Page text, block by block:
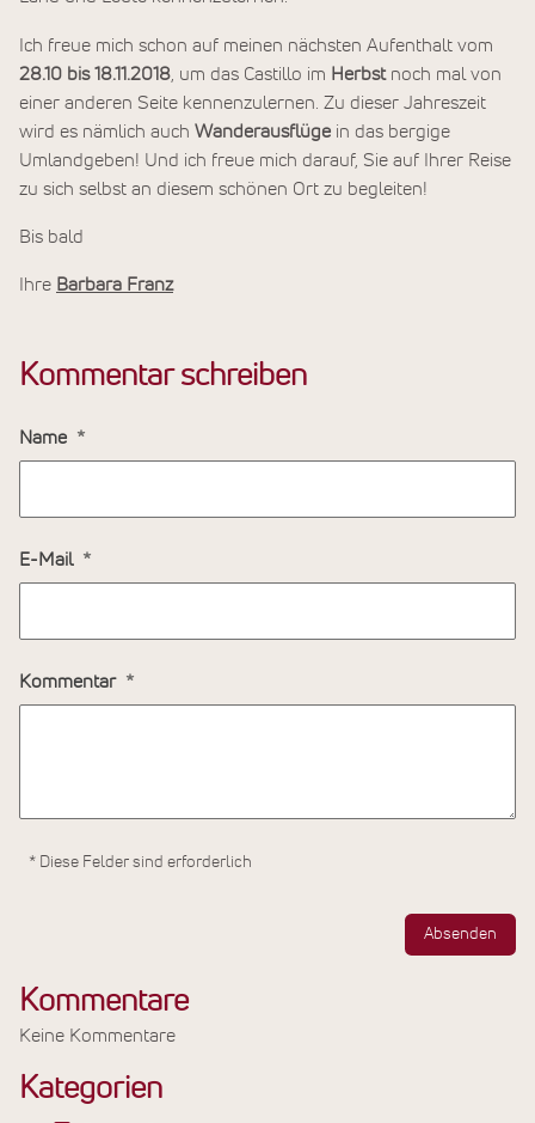
Ich freue mich schon auf meinen nächsten Aufenthalt vom
28.10 bis 18.11.2018 , um das Castillo im Herbst noch mal von
einer anderen Seite kennenzulernen. Zu dieser Jahreszeit
wird es nämlich auch Wanderausflüge in das bergige
Umlandgeben! Und ich freue mich darauf, Sie auf Ihrer Reise
zu sich selbst an diesem schönen Ort zu begleiten!
Bis bald
Ihre Barbara Franz
Kommentar schreiben
Name
E-Mail
Kommentar
* Diese Felder sind erforderlich
Absenden
Kommentare
Keine Kommentare
Kategorien